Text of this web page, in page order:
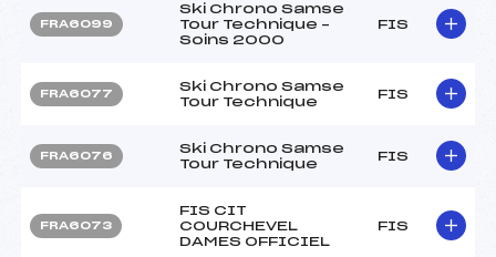
FRA6099
Ski Chrono Samse
Tour Technique –
Soins 2000
FIS
FRA6077
Ski Chrono Samse
Tour Technique
FIS
FRA6076
Ski Chrono Samse
Tour Technique
FIS
FRA6073
FIS CIT
COURCHEVEL
DAMES OFFICIEL
FIS